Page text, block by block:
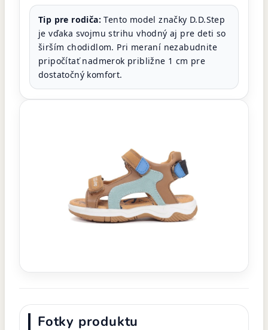
Tip pre rodiča: Tento model značky D.D.Step
je vďaka svojmu strihu vhodný aj pre deti so
širším chodidlom. Pri meraní nezabudnite
pripočítať nadmerok približne 1 cm pre
dostatočný komfort.
Fotky produktu